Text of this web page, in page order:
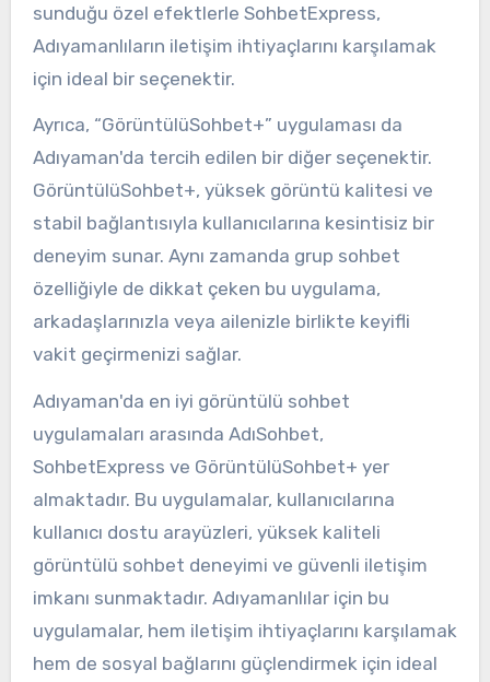
sunduğu özel efektlerle SohbetExpress,
Adıyamanlıların iletişim ihtiyaçlarını karşılamak
için ideal bir seçenektir.
Ayrıca, “GörüntülüSohbet+” uygulaması da
Adıyaman'da tercih edilen bir diğer seçenektir.
GörüntülüSohbet+, yüksek görüntü kalitesi ve
stabil bağlantısıyla kullanıcılarına kesintisiz bir
deneyim sunar. Aynı zamanda grup sohbet
özelliğiyle de dikkat çeken bu uygulama,
arkadaşlarınızla veya ailenizle birlikte keyifli
vakit geçirmenizi sağlar.
Adıyaman'da en iyi görüntülü sohbet
uygulamaları arasında AdıSohbet,
SohbetExpress ve GörüntülüSohbet+ yer
almaktadır. Bu uygulamalar, kullanıcılarına
kullanıcı dostu arayüzleri, yüksek kaliteli
görüntülü sohbet deneyimi ve güvenli iletişim
imkanı sunmaktadır. Adıyamanlılar için bu
uygulamalar, hem iletişim ihtiyaçlarını karşılamak
hem de sosyal bağlarını güçlendirmek için ideal